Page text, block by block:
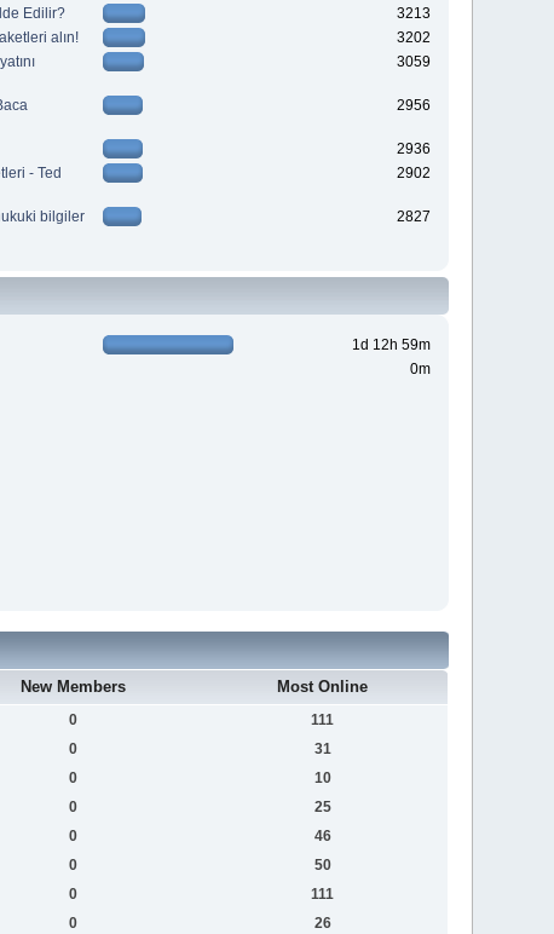
Edilir?
3213
alın!
3202
3059
2956
2936
- Ted
2902
bilgiler
2827
1d 12h 59m
0m
New Members Most Online
0
111
0
31
0
10
0
25
0
46
0
50
0
111
0
26